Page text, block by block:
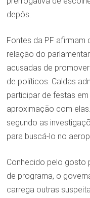
depôs.
Fontes da PF afirmam
relação do
acusadas de
de políticos. Caldas
participar de festas em
aproximação com
segundo as
para buscá-lo no
Conhecido pelo gosto
de programa, o
carrega outras